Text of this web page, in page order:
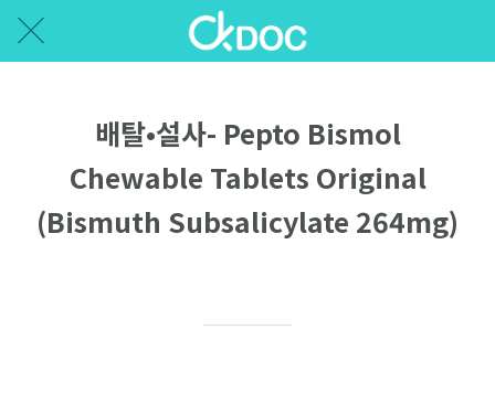
배탈•설사- Pepto Bismol
Chewable Tablets Original
(Bismuth Subsalicylate 264mg)